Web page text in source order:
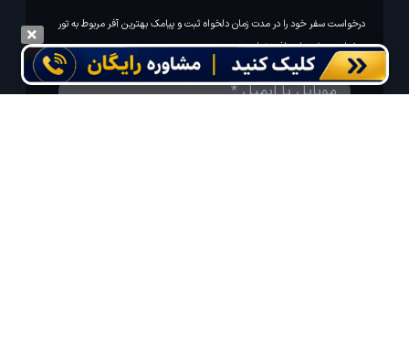
درخواست سفر خود را در مدت زمان دلخواه ثبت و پیامک بهترین آفر مربوط به تور
درخواستی خود را دریافت نمایید